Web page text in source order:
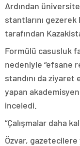
Ardından
stantlarını
tarafından
Formülü casusluk
nedeniyle “efsane
standını da ziyaret
yapan
inceledi.
“Çalışmalar daha
Özvar, gazetecilere